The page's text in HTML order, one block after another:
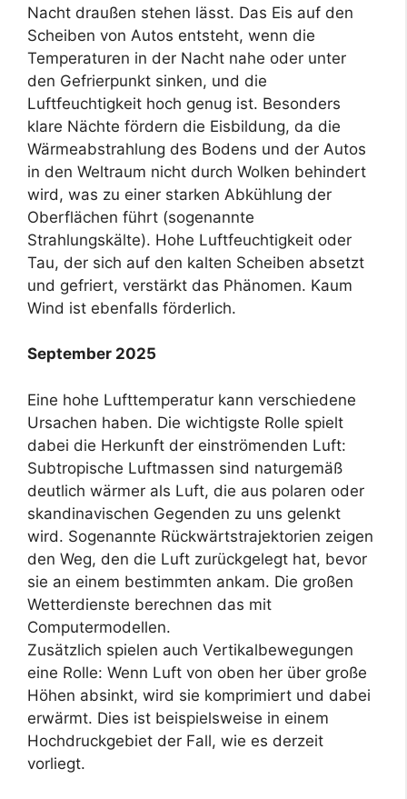
Nacht draußen stehen lässt. Das Eis auf den
Scheiben von Autos entsteht, wenn die
Temperaturen in der Nacht nahe oder unter
den Gefrierpunkt sinken, und die
Luftfeuchtigkeit hoch genug ist. Besonders
klare Nächte fördern die Eisbildung, da die
Wärmeabstrahlung des Bodens und der Autos
in den Weltraum nicht durch Wolken behindert
wird, was zu einer starken Abkühlung der
Oberflächen führt (sogenannte
Strahlungskälte). Hohe Luftfeuchtigkeit oder
Tau, der sich auf den kalten Scheiben absetzt
und gefriert, verstärkt das Phänomen. Kaum
Wind ist ebenfalls förderlich.
September 2025
Eine hohe Lufttemperatur kann verschiedene
Ursachen haben. Die wichtigste Rolle spielt
dabei die Herkunft der einströmenden Luft:
Subtropische Luftmassen sind naturgemäß
deutlich wärmer als Luft, die aus polaren oder
skandinavischen Gegenden zu uns gelenkt
wird. Sogenannte Rückwärtstrajektorien zeigen
den Weg, den die Luft zurückgelegt hat, bevor
sie an einem bestimmten ankam. Die großen
Wetterdienste berechnen das mit
Computermodellen.
Zusätzlich spielen auch Vertikalbewegungen
eine Rolle: Wenn Luft von oben her über große
Höhen absinkt, wird sie komprimiert und dabei
erwärmt. Dies ist beispielsweise in einem
Hochdruckgebiet der Fall, wie es derzeit
vorliegt.